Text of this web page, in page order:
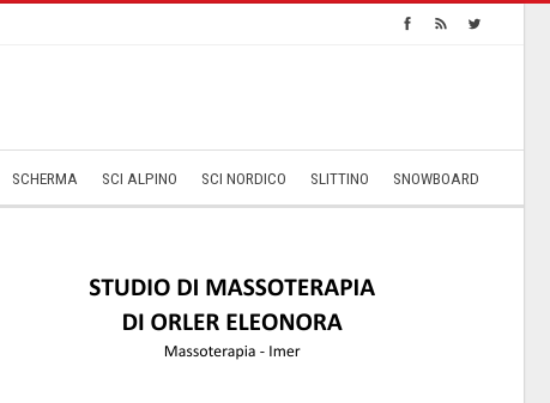
SCHERMA SCI ALPINO SCI NORDICO SLITTINO SNOWBOARD